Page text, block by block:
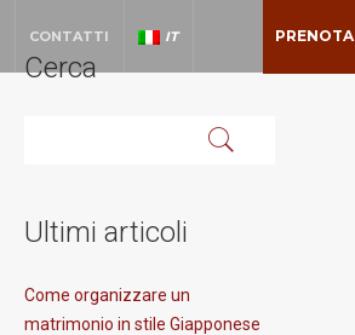
CONTATTI IT PRENOTA
Cerca
Ultimi articoli
Come organizzare un
matrimonio in stile Giapponese